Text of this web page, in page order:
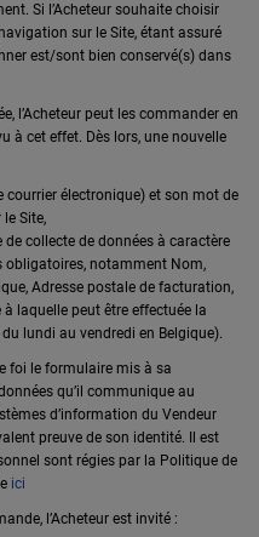
Si l’Acheteur souhaite choisir
sur le Site, étant assuré
est/sont bien conservé(s) dans
l’Acheteur peut les commander en
à cet effet. Dès lors, une nouvelle
courrier électronique) et son mot de
Site,
collecte de données à caractère
obligatoires, notamment Nom,
Adresse postale de facturation,
laquelle peut être effectuée la
lundi au vendredi en Belgique).
foi le formulaire mis à sa
qu’il communique au
d’information du Vendeur
preuve de son identité. Il est
sont régies par la Politique de
ici
l’Acheteur est invité :